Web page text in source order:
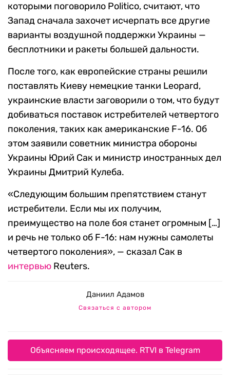
которыми поговорило Politico, считают, что
Запад сначала захочет исчерпать все другие
варианты воздушной поддержки Украины —
бесплотники и ракеты большей дальности.
После того, как европейские страны решили
поставлять Киеву немецкие танки Leopard,
украинские власти заговорили о том, что будут
добиваться поставок истребителей четвертого
поколения, таких как американские F-16. Об
этом заявили советник министра обороны
Украины Юрий Сак и министр иностранных дел
Украины Дмитрий Кулеба.
«Следующим большим препятствием станут
истребители. Если мы их получим,
преимущество на поле боя станет огромным […]
и речь не только об F-16: нам нужны самолеты
четвертого поколения», — сказал Сак в
интервью Reuters.
Даниил Адамов
Связаться с автором
Объясняем происходящее. RTVI в Telegram